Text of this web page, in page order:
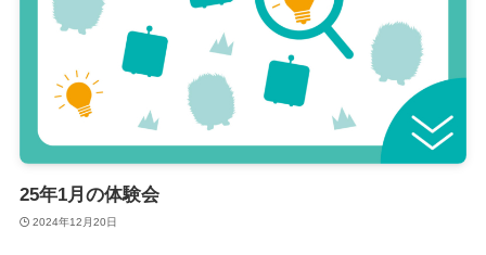
25年1月の体験会
2024年12月20日